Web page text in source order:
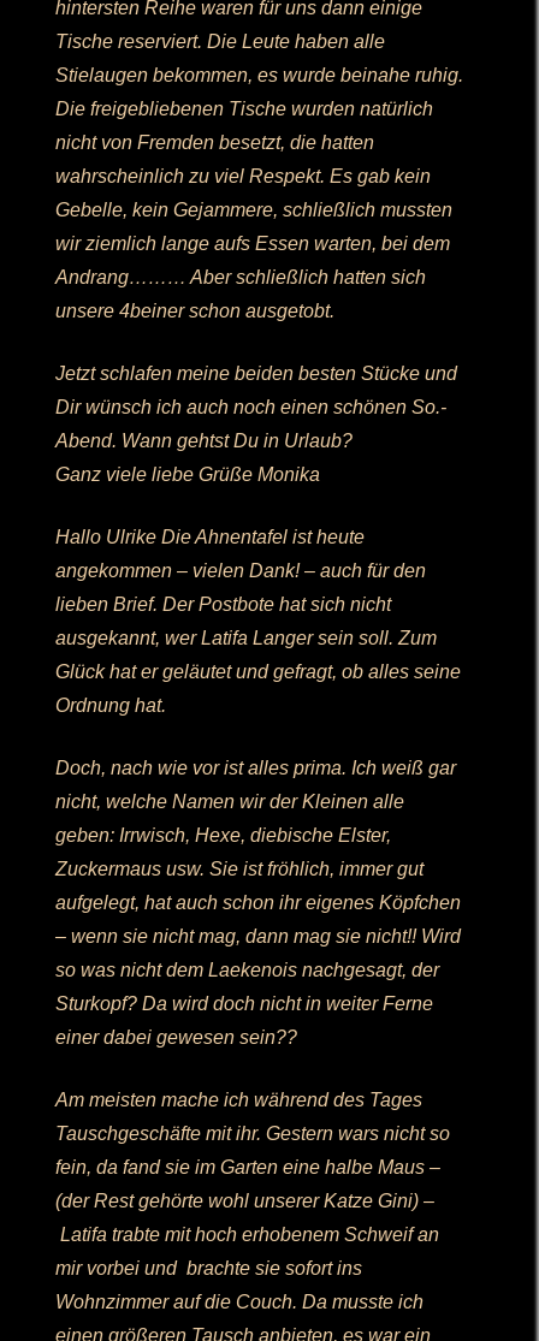
hintersten Reihe waren für uns dann einige
Tische reserviert. Die Leute haben alle
Stielaugen bekommen, es wurde beinahe ruhig.
Die freigebliebenen Tische wurden natürlich
nicht von Fremden besetzt, die hatten
wahrscheinlich zu viel Respekt. Es gab kein
Gebelle, kein Gejammere, schließlich mussten
wir ziemlich lange aufs Essen warten, bei dem
Andrang……… Aber schließlich hatten sich
unsere 4beiner schon ausgetobt.
Jetzt schlafen meine beiden besten Stücke und
Dir wünsch ich auch noch einen schönen So.-
Abend. Wann gehtst Du in Urlaub?
Ganz viele liebe Grüße Monika
Hallo Ulrike Die Ahnentafel ist heute
angekommen – vielen Dank! – auch für den
lieben Brief. Der Postbote hat sich nicht
ausgekannt, wer Latifa Langer sein soll. Zum
Glück hat er geläutet und gefragt, ob alles seine
Ordnung hat.
Doch, nach wie vor ist alles prima. Ich weiß gar
nicht, welche Namen wir der Kleinen alle
geben: Irrwisch, Hexe, diebische Elster,
Zuckermaus usw. Sie ist fröhlich, immer gut
aufgelegt, hat auch schon ihr eigenes Köpfchen
– wenn sie nicht mag, dann mag sie nicht!! Wird
so was nicht dem Laekenois nachgesagt, der
Sturkopf? Da wird doch nicht in weiter Ferne
einer dabei gewesen sein??
Am meisten mache ich während des Tages
Tauschgeschäfte mit ihr. Gestern wars nicht so
fein, da fand sie im Garten eine halbe Maus –
(der Rest gehörte wohl unserer Katze Gini) –
Latifa trabte mit hoch erhobenem Schweif an
mir vorbei und brachte sie sofort ins
Wohnzimmer auf die Couch. Da musste ich
einen größeren Tausch anbieten, es war ein